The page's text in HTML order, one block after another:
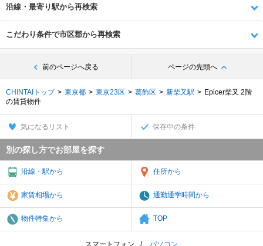
沿線・最寄り駅から再検索
こだわり条件で市区郡から再検索
前のページへ戻る ページの先頭へ
CHINTAIトップ 東京都 東京23区 葛飾区 新柴又駅
Epicer柴又 2階
の賃貸物件
気になるリスト 保存中の条件
別の探し方でお部屋を探す
沿線・駅から 住所から
家賃相場から 通勤通学時間から
物件特集から TOP
スマートフォン パソコン